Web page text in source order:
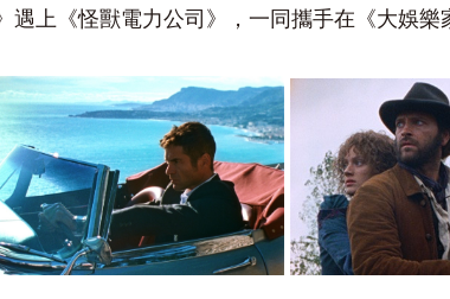
遇上《怪獸電力公司》，一同攜手在《大娛樂